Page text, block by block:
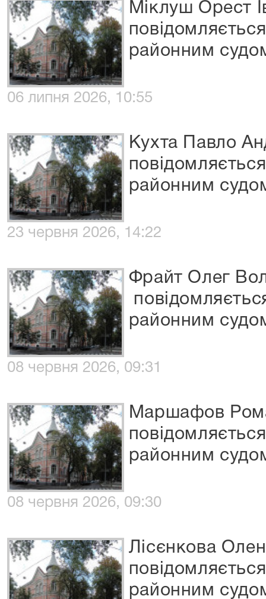
Міклуш Орест
районним
06 липня 2026, 10:55
Кухта Павло
районним
23 червня 2026, 14:22
Фрайт Олег
районним
08 червня 2026, 09:31
Маршафов
районним
08 червня 2026, 09:30
Лісєнкова
районним